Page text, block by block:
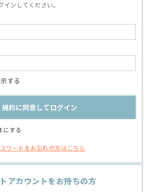
インしてください。
する
にする
ワードをお忘れの方はこちら
アカウントをお持ちの方